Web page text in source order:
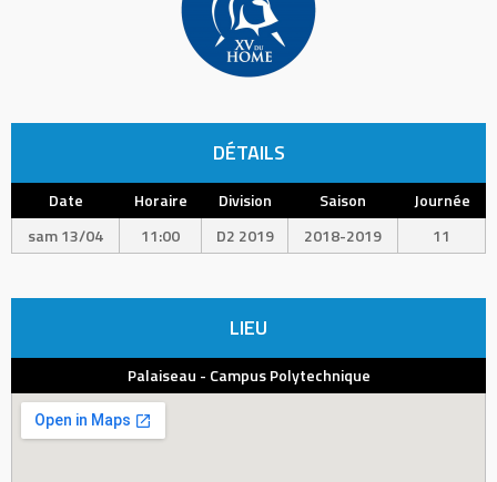
DÉTAILS
Date Horaire Division Saison
Journée
sam 13/04
11:00 D2 2019 2018-2019 11
LIEU
Palaiseau - Campus Polytechnique